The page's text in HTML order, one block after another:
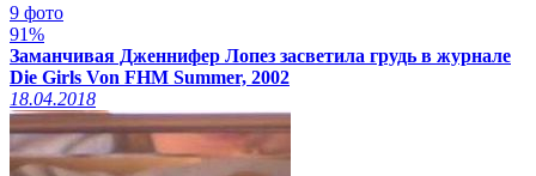
9 фото
91%
Заманчивая Дженнифер Лопез засветила грудь в журнале
Die Girls Von FHM Summer, 2002
18.04.2018